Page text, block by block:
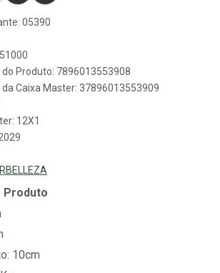
05390
Produto: 7896013553908
Caixa Master: 37896013553909
12X1
Produto
10cm